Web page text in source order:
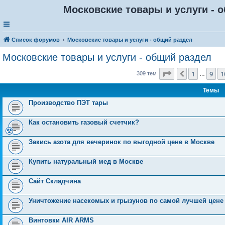
Московские товары и услуги -
Список форумов Московские товары и услуги - общий раздел
Московские товары и услуги - общий раздел
309 тем Страница 12из
Пред.
1 9
Темы
Производство ПЭТ тары
Как остановить газовый счетчик?
Закись азота для вечеринок по выгодной цене в Москве
Купить натуральный мед в Москве
Сайт Складчина
Уничтожение насекомых и грызунов по самой лучшей
Винтовки AIR ARMS